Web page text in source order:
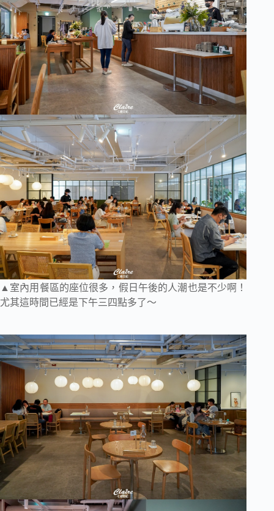
▲室內用餐區的座位很多，假日午後的人潮也是不少啊！
尤其這時間已經是下午三四點多了～